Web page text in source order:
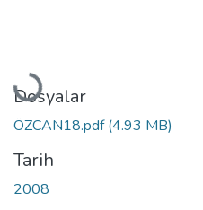
Yükleniyor...
Dosyalar
ÖZCAN18.pdf(4.93 MB)
Tarih
2008